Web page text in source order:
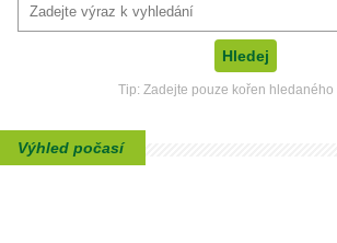
Tip: Zadejte pouze kořen hledaného
Výhled počasí